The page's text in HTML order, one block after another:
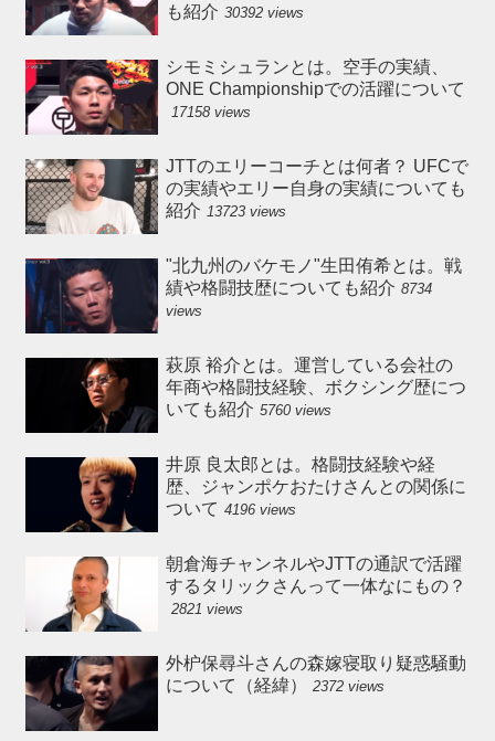
も紹介 30392 views
シモミシュランとは。空手の実績、
ONE Championshipでの活躍について
17158 views
JTTのエリーコーチとは何者？ UFCで
の実績やエリー自身の実績についても
紹介 13723 views
"北九州のバケモノ"生田侑希とは。戦
績や格闘技歴についても紹介 8734
views
萩原 裕介とは。運営している会社の
年商や格闘技経験、ボクシング歴につ
いても紹介 5760 views
井原 良太郎とは。格闘技経験や経
歴、ジャンポケおたけさんとの関係に
ついて 4196 views
朝倉海チャンネルやJTTの通訳で活躍
するタリックさんって一体なにもの？
2821 views
外枦保尋斗さんの森嫁寝取り疑惑騒動
について（経緯）
2372 views